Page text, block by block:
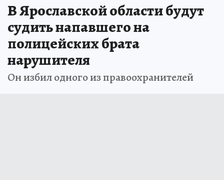
В Ярославской области будут
судить напавшего на
полицейских брата
нарушителя
Он избил одного из правоохранителей